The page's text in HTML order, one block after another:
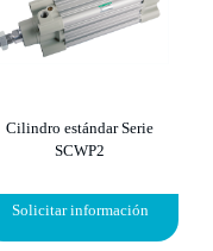
Cilindro estándar Serie
SCWP2
Solicitar información